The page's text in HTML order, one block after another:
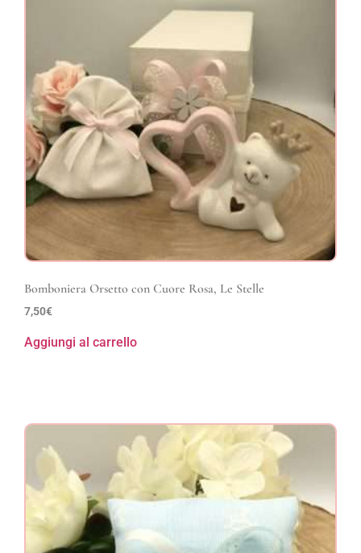
Bomboniera Orsetto con Cuore Rosa, Le Stelle
7,50€
Aggiungi al carrello